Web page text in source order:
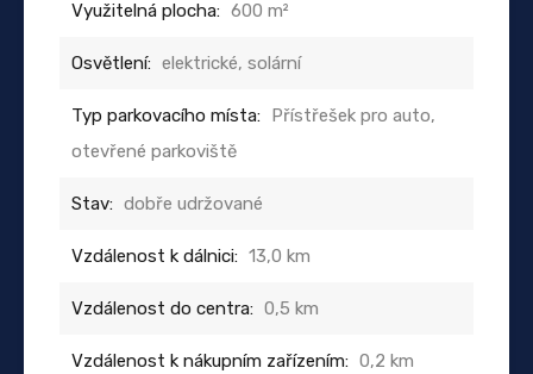
Využitelná plocha: 600 m²
Osvětlení: elektrické, solární
Typ parkovacího místa: Přístřešek pro auto,
otevřené parkoviště
Stav: dobře udržované
Vzdálenost k dálnici: 13,0 km
Vzdálenost do centra: 0,5 km
Vzdálenost k nákupním zařízením: 0,2 km